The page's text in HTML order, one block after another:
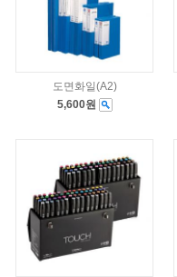
도면화일(A2)
5,600원